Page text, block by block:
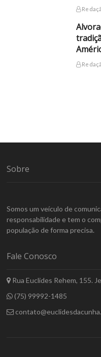
Sobre
Somos um veículo de
responsabilidade e tem o
população de forma precisa.
Fale Conosco
Rua Euclides Rehem, 155.
(75) 99992-1485